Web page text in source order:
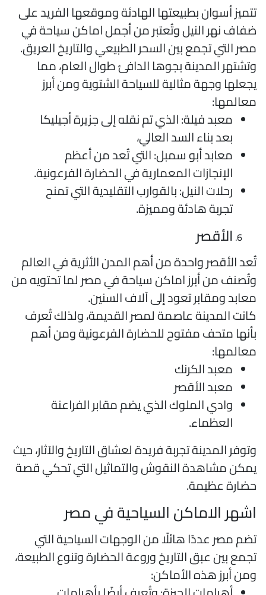
أسوان بطبيعتها الهادئة وموقعها الفريد على
نهر النيل وتُعتبر من أجمل اماكن سياحة في
التي تجمع بين السحر الطبيعي والتاريخ العريق.
المدينة بجوها الدافئ طوال العام، مما
وجهة مثالية للسياحة الشتوية ومن أبرز
معبد فيلة: الذي تم نقله إلى جزيرة أجيليكا
بعد بناء السد العالي،
معابد أبو سمبل: التي تُعد من أعظم
الإنجازات المعمارية في الحضارة الفرعونية.
رحلات النيل: بالقوارب التقليدية التي تمنح
تجربة هادئة ومميزة.
الأقصر
الأقصر واحدة من أهم المدن الأثرية في العالم
من أبرز اماكن سياحة في مصر لما تحتويه من
ومقابر تعود إلى آلاف السنين.
المدينة عاصمة لمصر القديمة، ولذلك تُعرف
متحف مفتوح للحضارة الفرعونية ومن أهم
معبد الكرنك
معبد الأقصر
وادي الملوك الذي يضم مقابر الفراعنة
العظماء.
المدينة تجربة فريدة لعشاق التاريخ والآثار، حيث
مشاهدة النقوش والتماثيل التي تحكي قصة
عظيمة.
الاماكن السياحية في مصر
مصر عددًا هائلًا من الوجهات السياحية التي
بين عبق التاريخ وروعة الحضارة وتنوع الطبيعة،
أبرز هذه الأماكن: